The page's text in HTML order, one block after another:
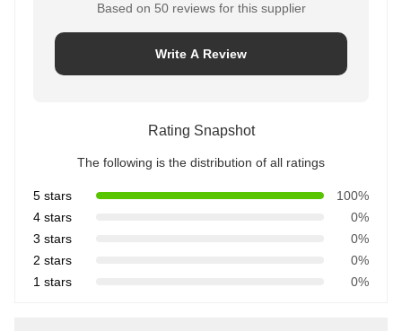
Based on 50 reviews for this supplier
Write A Review
Rating Snapshot
The following is the distribution of all ratings
5 stars
100%
4 stars
0%
3 stars
0%
2 stars
0%
1 stars
0%